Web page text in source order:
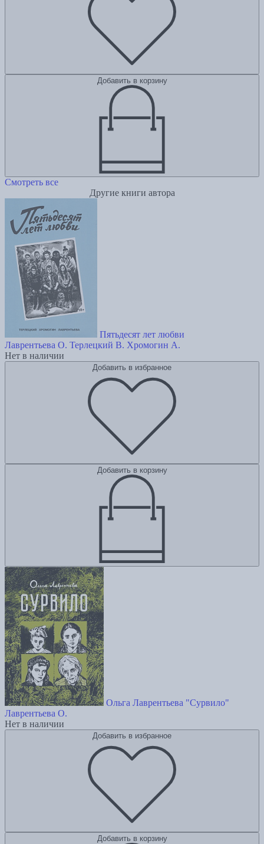
Добавить в корзину
Смотреть все
Другие книги автора
Пятьдесят лет любви
Лаврентьева О. Терлецкий В. Хромогин А.
Нет в наличии
Добавить в избранное
Добавить в корзину
Ольга Лаврентьева "Сурвило"
Лаврентьева О.
Нет в наличии
Добавить в избранное
Добавить в корзину